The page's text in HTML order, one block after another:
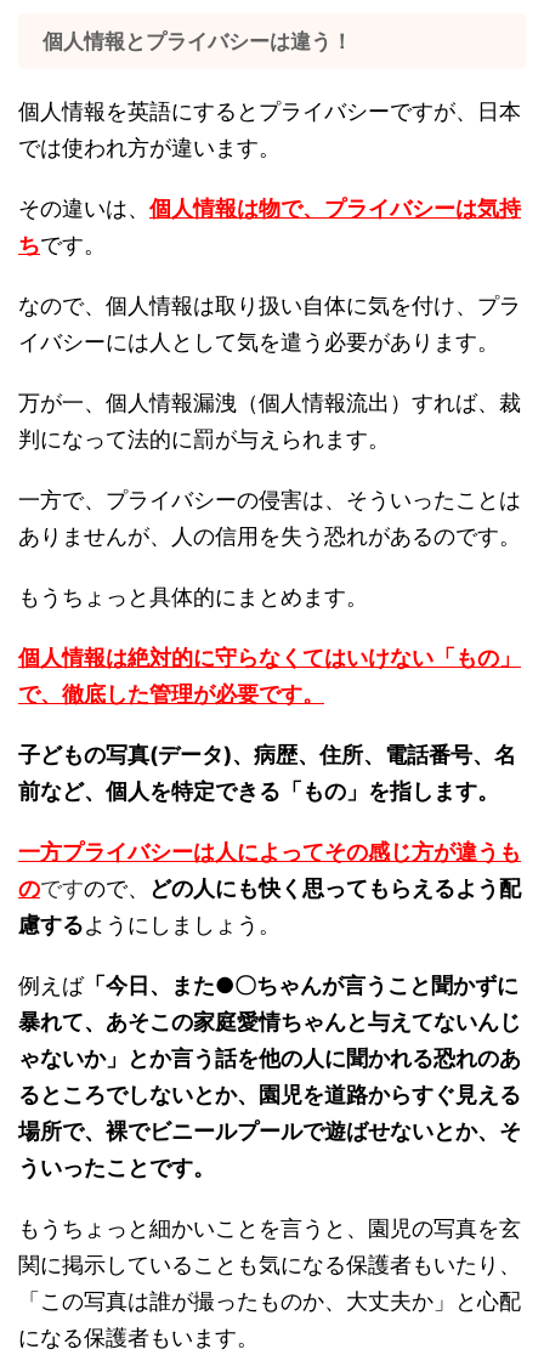
個人情報とプライバシーは違う！
個人情報を英語にするとプライバシーですが、日本
では使われ方が違います。
その違いは、 個人情報は物で、プライバシーは気持
ちです。
なので、個人情報は取り扱い自体に気を付け、プラ
イバシーには人として気を遣う必要があります。
万が一、個人情報漏洩（個人情報流出）すれば、裁
判になって法的に罰が与えられます。
一方で、プライバシーの侵害は、そういったことは
ありませんが、人の信用を失う恐れがあるのです。
もうちょっと具体的にまとめます。
個人情報は絶対的に守らなくてはいけない「もの」
で、徹底した管理が必要です。
子どもの写真(データ)、病歴、住所、電話番号、名
前など、個人を特定できる「もの」を指します。
一方プライバシーは人によってその感じ方が違うも
のですので、 どの人にも快く思ってもらえるよう配
慮するようにしましょう。
例えば「今日、また●〇ちゃんが言うこと聞かずに
暴れて、あそこの家庭愛情ちゃんと与えてないんじ
ゃないか」とか言う話を他の人に聞かれる恐れのあ
るところでしないとか、園児を道路からすぐ見える
場所で、裸でビニールプールで遊ばせないとか、そ
ういったことです。
もうちょっと細かいことを言うと、園児の写真を玄
関に掲示していることも気になる保護者もいたり、
「この写真は誰が撮ったものか、大丈夫か」と心配
になる保護者もいます。